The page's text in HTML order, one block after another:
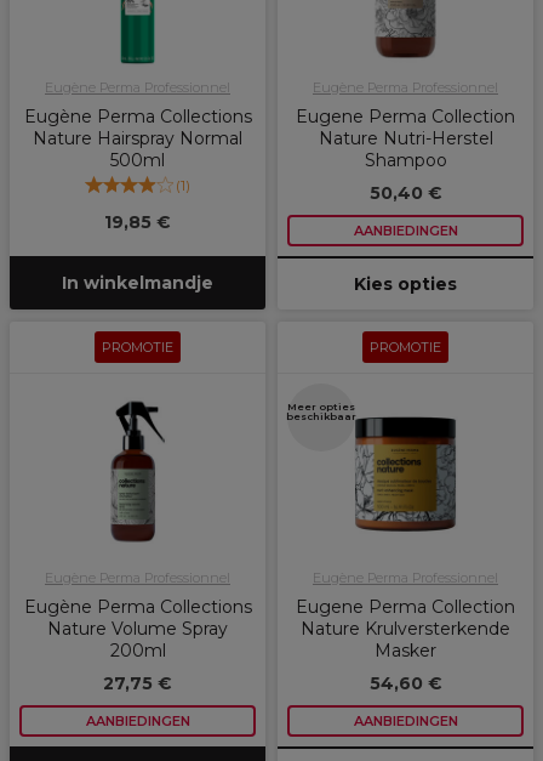
Eugène Perma Professionnel
Eugène Perma Collections
Nature Hairspray Normal
500ml
(1)
19,85 €
In winkelmandje
Eugène Perma Professionnel
Eugene Perma Collection
Nature Nutri-Herstel
Shampoo
50,40 €
AANBIEDINGEN
Kies opties
PROMOTIE
Eugène Perma Professionnel
Eugène Perma Collections
Nature Volume Spray
200ml
27,75 €
AANBIEDINGEN
PROMOTIE
Meer opties
beschikbaar
Eugène Perma Professionnel
Eugene Perma Collection
Nature Krulversterkende
Masker
54,60 €
AANBIEDINGEN